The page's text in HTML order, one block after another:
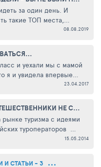
08.08.2019
за один день. И
такие ТОП места,
если вы на
у ...
23.04.2017
и уехали мы с мамой
я и увидела впервые
15.05.2014
КРИЗИС ДИКТУЕТ – ПУТЕШЕСТВЕННИКИ НЕ СДАЮТСЯ!
рынке туризма с идеями
туроператоров
И СТАТЬИ - 3